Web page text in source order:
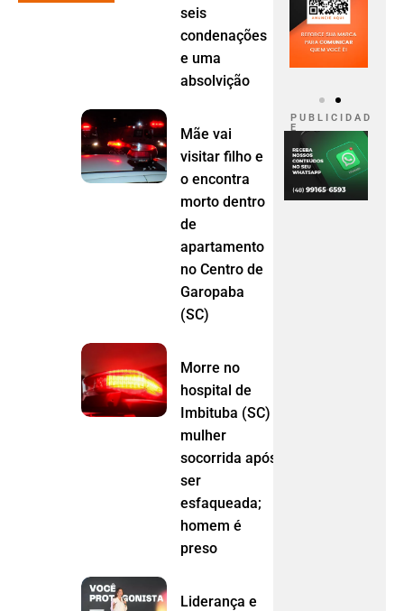
seis
condenações
e uma
absolvição
Mãe vai
visitar filho e
o encontra
morto dentro
de
apartamento
no Centro de
Garopaba
(SC)
Morre no
hospital de
Imbituba (SC)
mulher
socorrida após
ser
esfaqueada;
homem é
preso
Liderança e
P U B L I C I D A D
E